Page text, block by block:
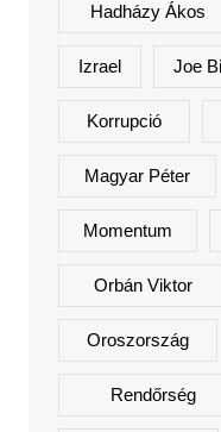
Hadházy Ákos
Izrael Joe
Korrupció
Magyar Péter
Momentum
Orbán Viktor
Oroszország
Rendőrség